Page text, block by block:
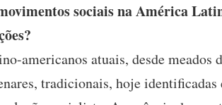
sociais na América
americanos atuais, desde meados
tradicionais, hoje identificadas